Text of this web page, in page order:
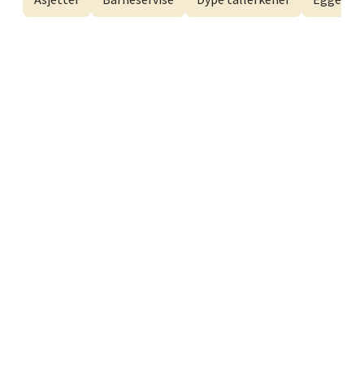
Jernbanesvingen 6, 2821 Gjøvik